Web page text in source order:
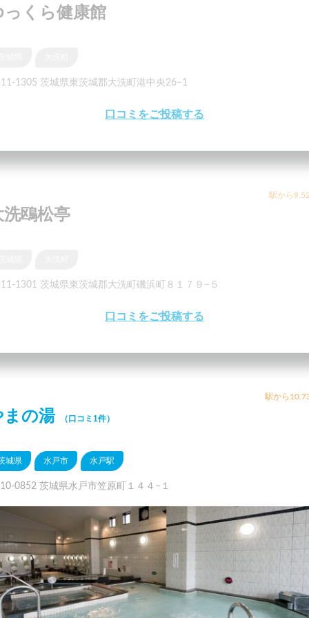
っくら健康館
1305 茨城県東茨城郡大洗町港中央26−1
口コミをご投稿する
駅から
洗鴎松亭
1301 茨城県東茨城郡大洗町磯浜町８１７９−５
口コミをご投稿する
駅から
まの湯 （口コミ1件）
城県 水戸市 水戸駅
0852 茨城県水戸市笠原町１４４−１